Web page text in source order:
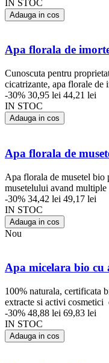
IN STOC
Adauga in cos
Apa florala de
Cunoscuta pentru
cicatrizante, apa florale de
-30% 30,95 lei 44,21 lei
IN STOC
Adauga in cos
Apa florala de
Apa florala de musetel bio
musetelului avand
-30% 34,42 lei 49,17 lei
IN STOC
Adauga in cos
Nou
Apa micelara bio cu
100% naturala, certificata
extracte si activi cosmetici
-30% 48,88 lei 69,83 lei
IN STOC
Adauga in cos